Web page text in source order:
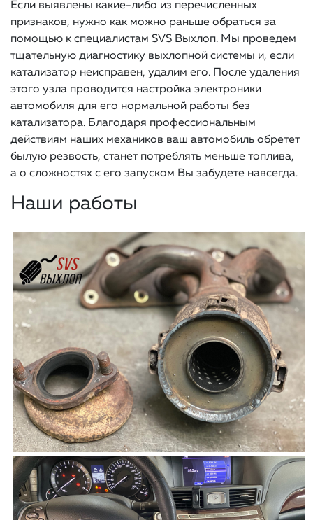
Если выявлены какие-либо из перечисленных
признаков, нужно как можно раньше обраться за
помощью к специалистам SVS Выхлоп. Мы проведем
тщательную диагностику выхлопной системы и, если
катализатор неисправен, удалим его. После удаления
этого узла проводится настройка электроники
автомобиля для его нормальной работы без
катализатора. Благодаря профессиональным
действиям наших механиков ваш автомобиль обретет
былую резвость, станет потреблять меньше топлива,
а о сложностях с его запуском Вы забудете навсегда.
Наши работы